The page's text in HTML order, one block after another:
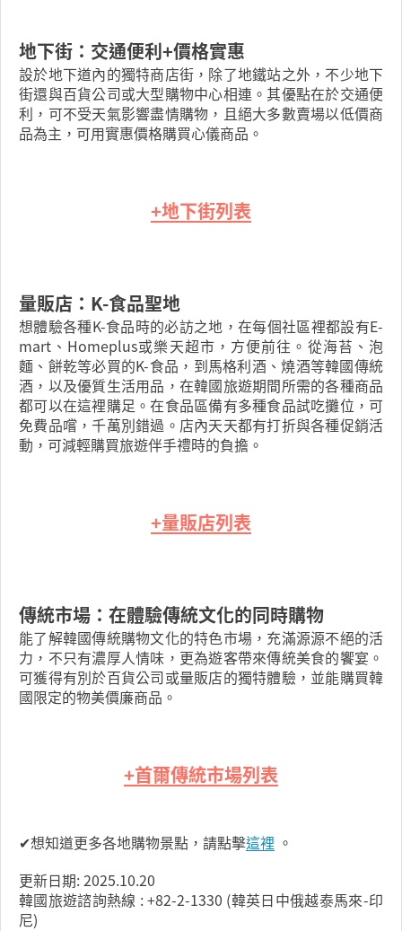
地下街：交通便利+價格實惠
設於地下道內的獨特商店街，除了地鐵站之外，不少地下
街還與百貨公司或大型購物中心相連。其優點在於交通便
利，可不受天氣影響盡情購物，且絕大多數賣場以低價商
品為主，可用實惠價格購買心儀商品。
+地下街列表
量販店：K-食品聖地
想體驗各種K-食品時的必訪之地，在每個社區裡都設有E-
mart、Homeplus或樂天超市，方便前往。從海苔、泡
麵、餅乾等必買的K-食品，到馬格利酒、燒酒等韓國傳統
酒，以及優質生活用品，在韓國旅遊期間所需的各種商品
都可以在這裡購足。在食品區備有多種食品試吃攤位，可
免費品嚐，千萬別錯過。店內天天都有打折與各種促銷活
動，可減輕購買旅遊伴手禮時的負擔。
+量販店列表
傳統市場：在體驗傳統文化的同時購物
能了解韓國傳統購物文化的特色市場，充滿源源不絕的活
力，不只有濃厚人情味，更為遊客帶來傳統美食的饗宴。
可獲得有別於百貨公司或量販店的獨特體驗，並能購買韓
國限定的物美價廉商品。
+首爾傳統市場列表
✔想知道更多各地購物景點，請點擊這裡 。
更新日期: 2025.10.20
韓國旅遊諮詢熱線 : +82-2-1330 (韓英日中俄越泰馬來-印
尼)